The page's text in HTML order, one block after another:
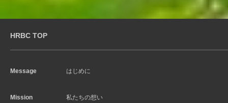
HRBC TOP
Message はじめに
Mission 私たちの想い